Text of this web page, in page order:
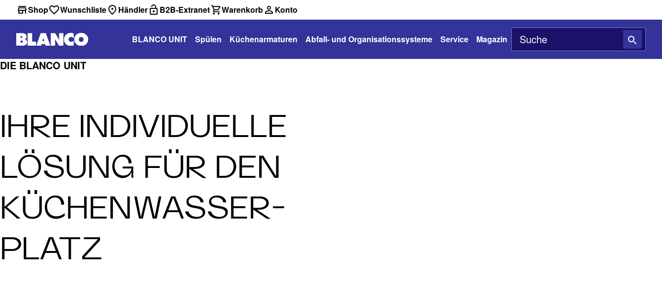
Shop Wunschliste Händler B2B-Extranet Warenkorb Konto
BLANCO UNIT Spülen Küchenarmaturen Abfall- und Organisationssysteme Service Magazin
DIE BLANCO UNIT
IHRE INDIVIDUELLE
LÖSUNG FÜR DEN
KÜCHEN­WASSER­
PLATZ